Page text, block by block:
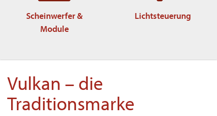
Scheinwerfer &
Module
Lichtsteuerung
Vulkan – die
Traditionsmarke